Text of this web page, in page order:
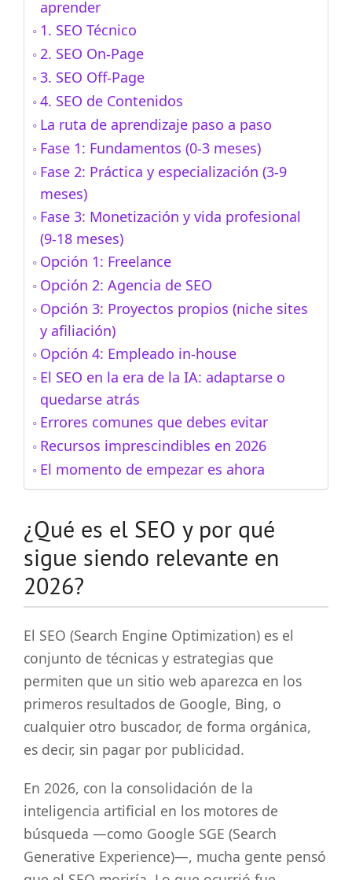
aprender
1. SEO Técnico
2. SEO On-Page
3. SEO Off-Page
4. SEO de Contenidos
La ruta de aprendizaje paso a paso
Fase 1: Fundamentos (0-3 meses)
Fase 2: Práctica y especialización (3-9
meses)
Fase 3: Monetización y vida profesional
(9-18 meses)
Opción 1: Freelance
Opción 2: Agencia de SEO
Opción 3: Proyectos propios (niche sites
y afiliación)
Opción 4: Empleado in-house
El SEO en la era de la IA: adaptarse o
quedarse atrás
Errores comunes que debes evitar
Recursos imprescindibles en 2026
El momento de empezar es ahora
¿Qué es el SEO y por qué
sigue siendo relevante en
2026?
El SEO (Search Engine Optimization) es el
conjunto de técnicas y estrategias que
permiten que un sitio web aparezca en los
primeros resultados de Google, Bing, o
cualquier otro buscador, de forma orgánica,
es decir, sin pagar por publicidad.
En 2026, con la consolidación de la
inteligencia artificial en los motores de
búsqueda —como Google SGE (Search
Generative Experience)—, mucha gente pensó